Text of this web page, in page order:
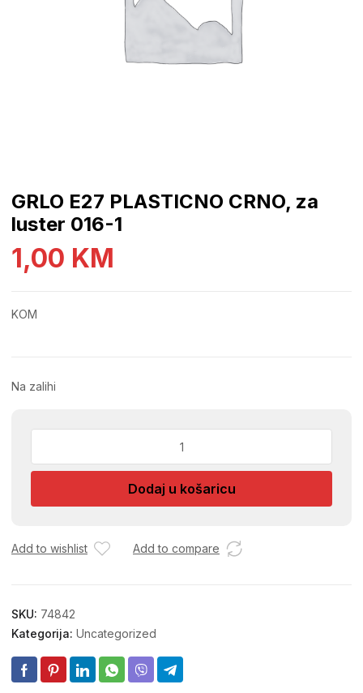
GRLO E27 PLASTICNO CRNO, za
luster 016-1
1,00 KM
KOM
Na zalihi
PLASTICNO
za
016-
Dodaj u košaricu
Add to wishlist Add to compare
SKU: 74842
Kategorija: Uncategorized